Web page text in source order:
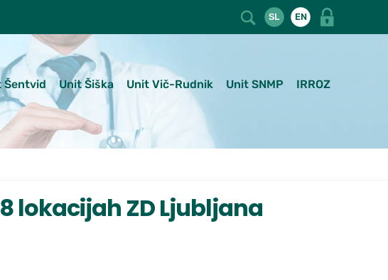
SL EN
Šentvid Unit Šiška Unit Vič-Rudnik Unit SNMP IRROZ
lokacijah ZD Ljubljana